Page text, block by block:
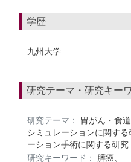
学歴
九州大学
研究テーマ・研究キー
研究テーマ：
胃がん・食
シミュレーションに関す
ーション手術に関する研究
研究キーワード：
膵癌、